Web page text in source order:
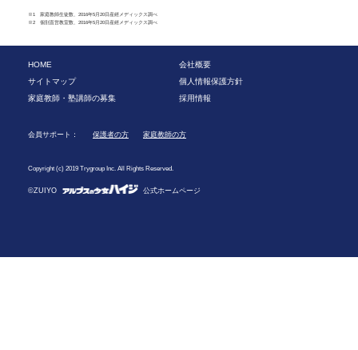
※1 家庭教師生徒数、2016年5月20日産經メディックス調べ
※2 個別直営教室数、2016年5月20日産經メディックス調べ
HOME
会社概要
サイトマップ
個人情報保護方針
家庭教師・塾講師の募集
採用情報
会員サポート： 保護者の方 家庭教師の方
Copyright (c) 2019 Trygroup Inc. All Rights Reserved.
©ZUIYO 公式ホームページ